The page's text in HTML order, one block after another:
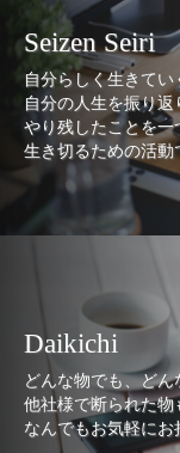
Seizen Seiri
自分らしく生きてい
自分の人生を振り返
やり残したことを一
生き切るための活動
Daikichi
どんな物でも、ど
他社様で断られた
なんでもお気軽にお